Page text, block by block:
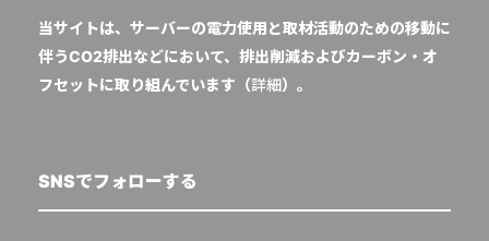
当サイトは、サーバーの電力使用と取材活動のための移動に
伴うCO2排出などにおいて、排出削減およびカーボン・オ
フセットに取り組んでいます（詳細）。
SNSでフォローする